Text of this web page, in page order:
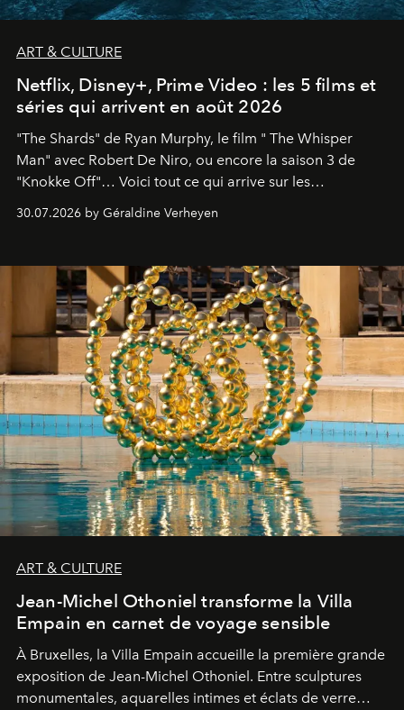
ART & CULTURE
Netflix, Disney+, Prime Video : les 5 films et
séries qui arrivent en août 2026
"The Shards" de Ryan Murphy, le film " The Whisper
Man" avec Robert De Niro, ou encore la saison 3 de
"Knokke Off"… Voici tout ce qui arrive sur les
plateformes de streaming en août 2026.
30.07.2026 by Géraldine Verheyen
ART & CULTURE
Jean-Michel Othoniel transforme la Villa
Empain en carnet de voyage sensible
À Bruxelles, la Villa Empain accueille la première grande
exposition de Jean-Michel Othoniel. Entre sculptures
monumentales, aquarelles intimes et éclats de verre